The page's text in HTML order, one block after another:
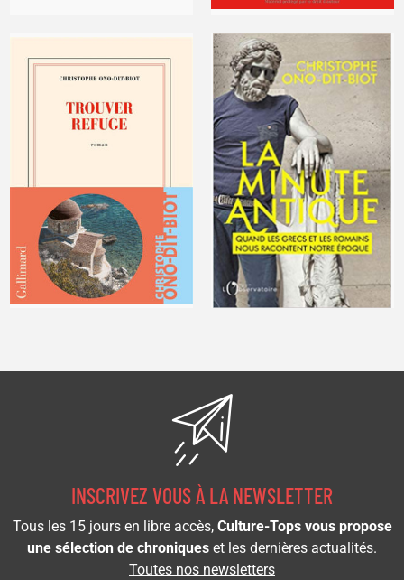
INSCRIVEZ VOUS À LA NEWSLETTER
Tous les 15 jours en libre accès, Culture-Tops vous propose
une sélection de chroniques et les dernières actualités.
Toutes nos newsletters